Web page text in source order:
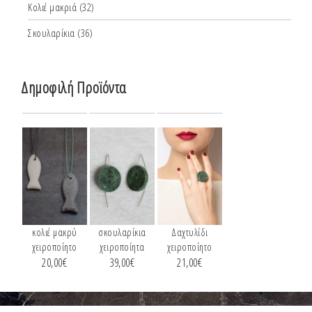
Κολιέ μακριά (32)
Σκουλαρίκια (36)
Δημοφιλή Προϊόντα
κολιέ μακρύ
χειροποίητο
20,00€
σκουλαρίκια
χειροποίητα
39,00€
Δαχτυλίδι
χειροποίητο
21,00€